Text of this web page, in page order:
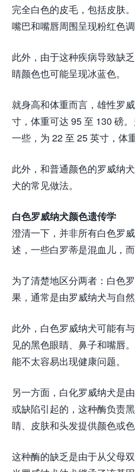
完全白色的皮毛，包括皮肤
嘴巴和嘴唇周围呈现粉红色调
此外，由于这种疾病导致缺
睛颜色也可能呈现冰蓝色。
就身高和体重而言，雄性罗
寸，体重可达 95 至 130 磅
一些，为 22 至 25 英寸，体
此外，和普通颜色的罗威纳
犬的常见做法。
白色罗威纳犬颜色遗传学
澄清一下，并非所有白色罗
述，一些白罗蒂是混血儿，
为了清楚地区分两者：白色
果，通常是由罗威纳犬与自
此外，白色罗威纳犬可能有
见的黑色眼睛、鼻子和嘴唇
能不太容易出现健康问题。
另一方面，白化罗威纳犬是
或缺陷引起的，这种酶负责
睛、皮肤和头发提供颜色或色
这种酶的缺乏是由于从父母